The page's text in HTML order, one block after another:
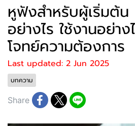
หูฟังสำหรับผู้เริ่มต้น
อย่างไร ใช้งานอย่า
โจทย์ความต้องการ
Last updated: 2 Jun 2025
บทความ
Share